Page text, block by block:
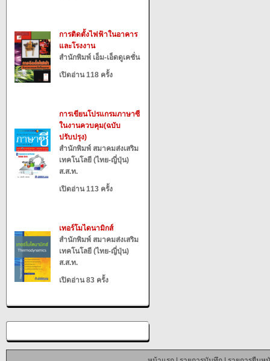
การติดตั้งไฟฟ้าในอาคาร
และโรงงาน
สำนักพิมพ์ เอ็ม-เอ็ดดูเคชั่น
เปิดอ่าน 118 ครั้ง
การเขียนโปรแกรมภาษาซี
ในงานควบคุม(ฉบับ
ปรับปรุง)
สำนักพิมพ์ สมาคมส่งเสริม
เทคโนโลยี (ไทย-ญี่ปุ่น)
ส.ส.ท.
เปิดอ่าน 113 ครั้ง
เทอร์โมไดนามิกส์
สำนักพิมพ์ สมาคมส่งเสริม
เทคโนโลยี (ไทย-ญี่ปุ่น)
ส.ส.ท.
เปิดอ่าน 83 ครั้ง